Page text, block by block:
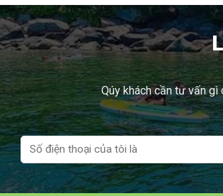
Qúy khách cần tư vấn